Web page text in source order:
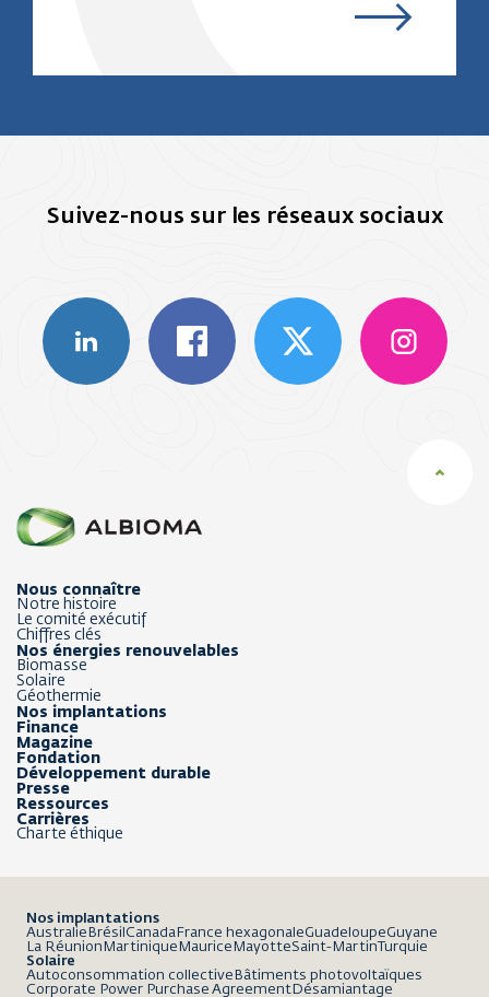
Suivez-nous sur les réseaux sociaux
Nous connaître
Notre histoire
Le comité exécutif
Chiffres clés
Nos énergies renouvelables
Biomasse
Solaire
Géothermie
Nos implantations
Finance
Magazine
Fondation
Développement durable
Presse
Ressources
Carrières
Charte éthique
Nos implantations
Australie Brésil Canada France hexagonaleGuadeloupeGuyane
La Réunion Martinique Maurice MayotteSaint-MartinTurquie
Solaire
Autoconsommation collective Bâtiments photovoltaïques
Corporate Power Purchase Agreement Désamiantage